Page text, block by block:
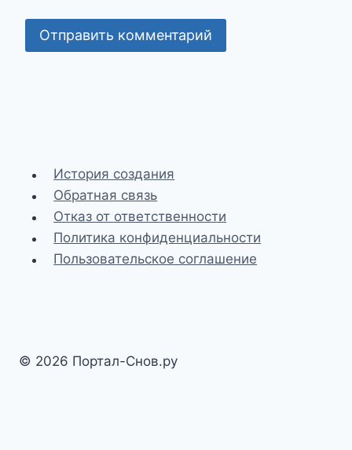
История создания
Обратная связь
Отказ от ответственности
Политика конфиденциальности
Пользовательское соглашение
© 2026 Портал-Снов.ру